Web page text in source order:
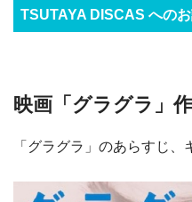
TSUTAYA DISCAS への
映画「グラグラ」
「グラグラ」のあらすじ、